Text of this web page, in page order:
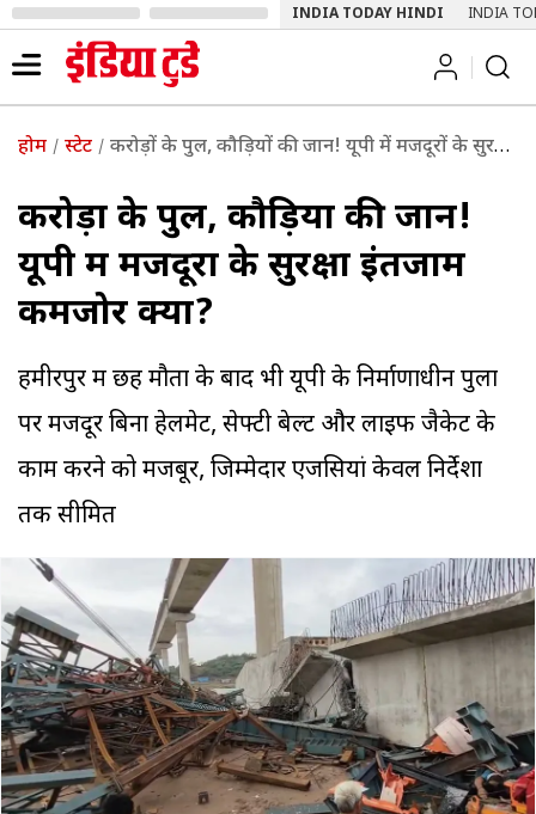
INDIA TODAY HINDI INDIA
होम स्टेट करोड़ों के पुल, कौड़ियों की जान! यूपी में मजदूरों के सुरक्षा इंतजाम कमजोर क्यों?
करोड़ों के पुल, कौड़ियों की जान!
यूपी में मजदूरों के सुरक्षा इंतजाम
कमजोर क्यों?
हमीरपुर में छह मौतों के बाद भी यूपी के निर्माणाधीन पुलों
पर मजदूर बिना हेलमेट, सेफ्टी बेल्ट और लाइफ जैकेट के
काम करने को मजबूर, जिम्मेदार एजेंसियां केवल निर्देशों
तक सीमित